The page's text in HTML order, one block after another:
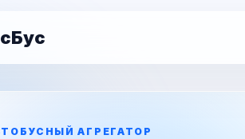
АГРЕГАТОР